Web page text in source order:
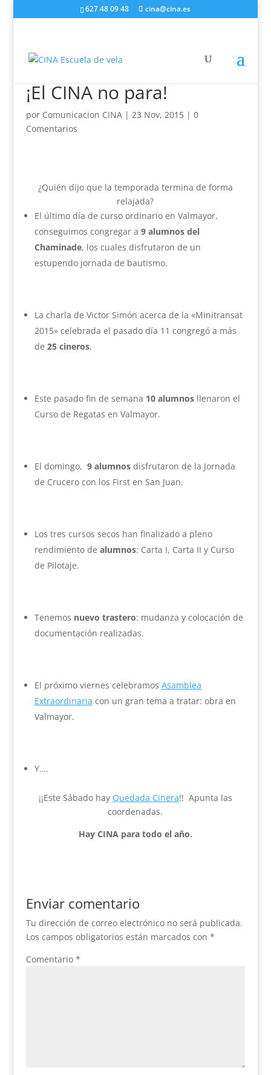
627 48 09 48 cina@cina.es
¡El CINA no para!
por Comunicacion CINA| 23 Nov, 2015| 0
Comentarios
¿Quién dijo que la temporada termina de forma
relajada?
El último día de curso ordinario en Valmayor,
conseguimos congregar a 9 alumnos del
Chaminade, los cuales disfrutaron de un
estupendo jornada de bautismo.
La charla de Victor Simón acerca de la «Minitransat
2015» celebrada el pasado día 11 congregó a más
de 25 cineros.
Este pasado fin de semana 10 alumnosllenaron el
Curso de Regatas en Valmayor.
El domingo, 9 alumnosdisfrutaron de la Jornada
de Crucero con los First en San Juan.
Los tres cursos secos han finalizado a pleno
rendimiento de alumnos: Carta I, Carta II y Curso
de Pilotaje.
Tenemos nuevo trastero: mudanza y colocación de
documentación realizadas.
El próximo viernes celebramos Asamblea
Extraordinaria con un gran tema a tratar: obra en
Valmayor.
Y….
¡¡Este Sábado hay Quedada Cinera!! Apunta las
coordenadas.
Hay CINA para todo el año.
Enviar comentario
Tu dirección de correo electrónico no será publicada.
Los campos obligatorios están marcados con *
Comentario *